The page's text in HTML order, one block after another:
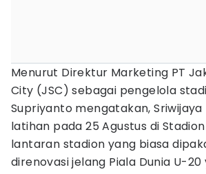
Menurut Direktur Marketing PT
City (JSC) sebagai pengelola
Supriyanto mengatakan, Sriwijaya
latihan pada 25 Agustus di
lantaran stadion yang biasa
direnovasi jelang Piala Dunia U-20